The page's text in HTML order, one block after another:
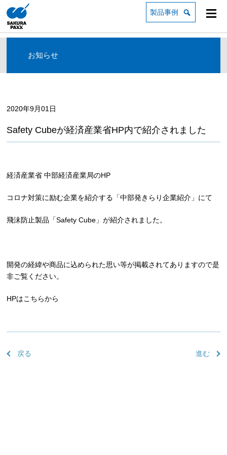
製品事例
お知らせ
2020年9月01日
Safety Cubeが経済産業省HP内で紹介されました
経済産業省 中部経済産業局のHP
コロナ対策に励む企業を紹介する「中部発きらり企業紹介」にて
飛沫防止製品「Safety Cube」が紹介されました。
開発の経緯や商品に込められた思い等が掲載されてありますので是
非ご覧ください。
HPはこちらから
戻る 進む